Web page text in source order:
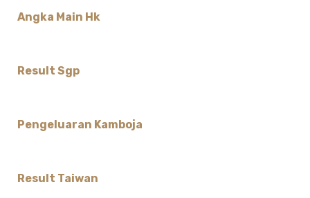
Angka Main Hk
Result Sgp
Pengeluaran Kamboja
Result Taiwan